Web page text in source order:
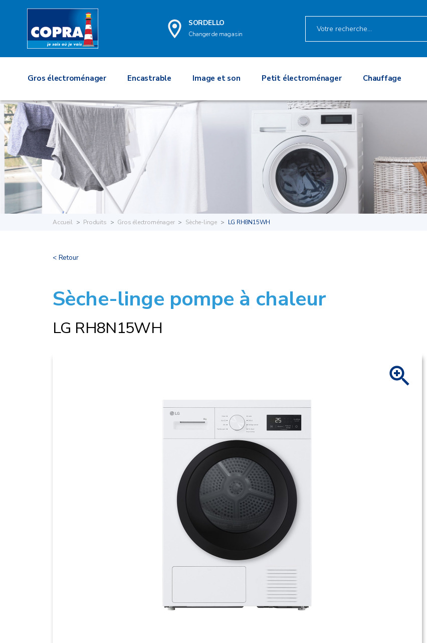
SORDELLO
Changer de magasin
Gros électroménager Encastrable Image et son Petit électroménager Chauffage
Accueil Produits Gros électroménager Sèche-linge LG RH8N15WH
< Retour
Sèche-linge pompe à chaleur
LG RH8N15WH